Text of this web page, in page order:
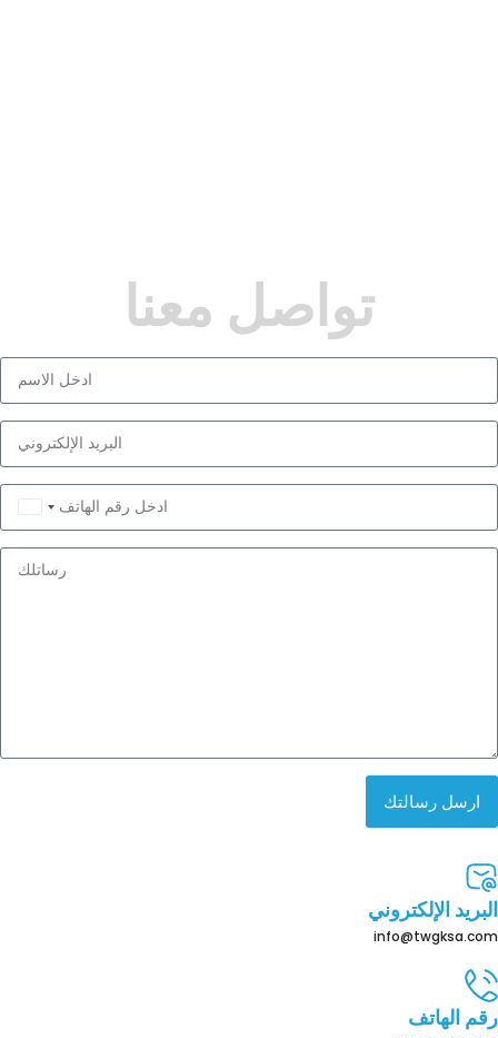
تواصل معنا
Saudi
Arabia
+966
ارسل رسالتك
البريد الإلكتروني
info@twgksa.com
رقم الهاتف